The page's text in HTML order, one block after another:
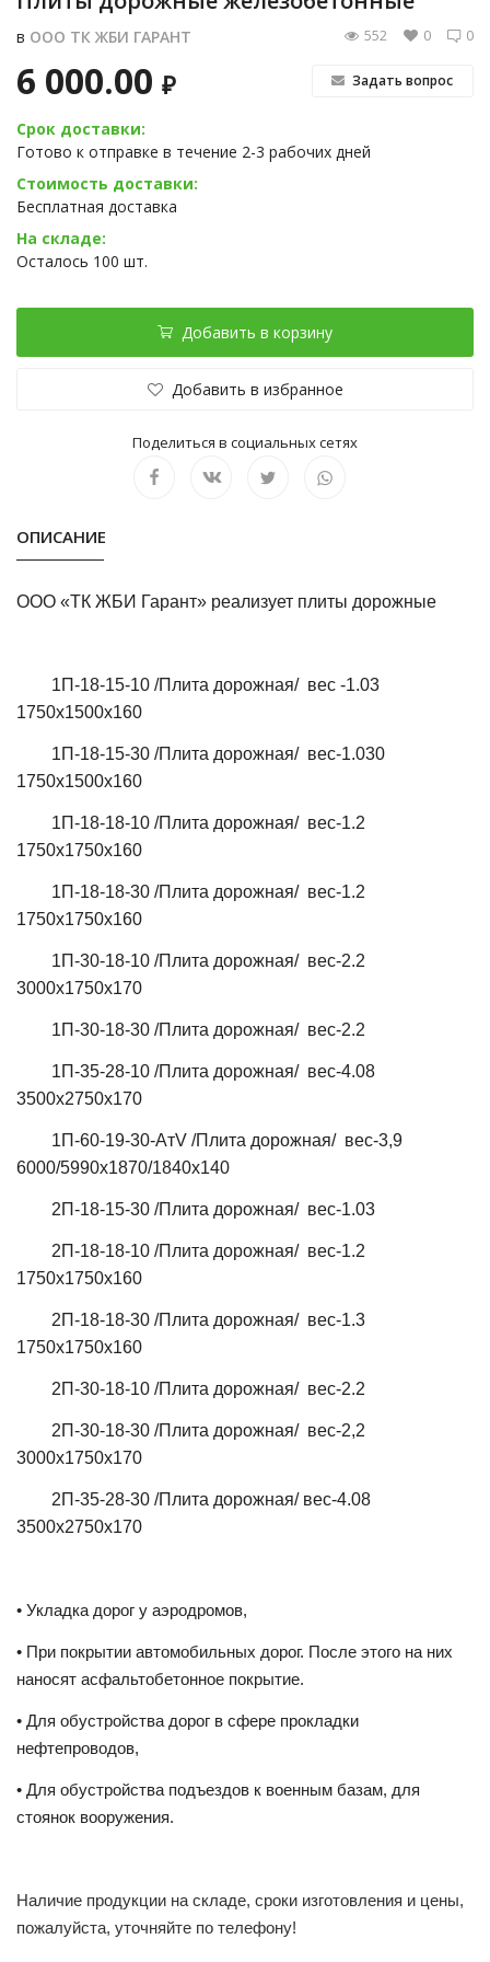
в ООО ТК ЖБИ ГАРАНТ 0
0
552
6 000.00 ₽ Задать вопрос
Срок доставки:
Готово к отправке в течение 2-3 рабочих дней
Стоимость доставки:
Бесплатная доставка
На складе:
Осталось 100 шт.
Добавить в корзину
Добавить в избранное
Поделиться в социальных сетях
ОПИСАНИЕ
ООО «ТК ЖБИ Гарант» реализует плиты дорожные
1П-18-15-10 /Плита дорожная/ вес -1.03
1750х1500х160
1П-18-15-30 /Плита дорожная/ вес-1.030
1750х1500х160
1П-18-18-10 /Плита дорожная/ вес-1.2
1750х1750х160
1П-18-18-30 /Плита дорожная/ вес-1.2
1750х1750х160
1П-30-18-10 /Плита дорожная/ вес-2.2
3000х1750х170
1П-30-18-30 /Плита дорожная/ вес-2.2
1П-35-28-10 /Плита дорожная/ вес-4.08
3500х2750х170
1П-60-19-30-АтV /Плита дорожная/ вес-3,9
6000/5990х1870/1840х140
2П-18-15-30 /Плита дорожная/ вес-1.03
2П-18-18-10 /Плита дорожная/ вес-1.2
1750х1750х160
2П-18-18-30 /Плита дорожная/ вес-1.3
1750х1750х160
2П-30-18-10 /Плита дорожная/ вес-2.2
2П-30-18-30 /Плита дорожная/ вес-2,2
3000х1750х170
2П-35-28-30 /Плита дорожная/ вес-4.08
3500x2750x170
• Укладка дорог у аэродромов,
• При покрытии автомобильных дорог. После этого на них
наносят асфальтобетонное покрытие.
• Для обустройства дорог в сфере прокладки
нефтепроводов,
• Для обустройства подъездов к военным базам, для
стоянок вооружения.
Наличие продукции на складе, сроки изготовления и цены,
пожалуйста, уточняйте по телефону!